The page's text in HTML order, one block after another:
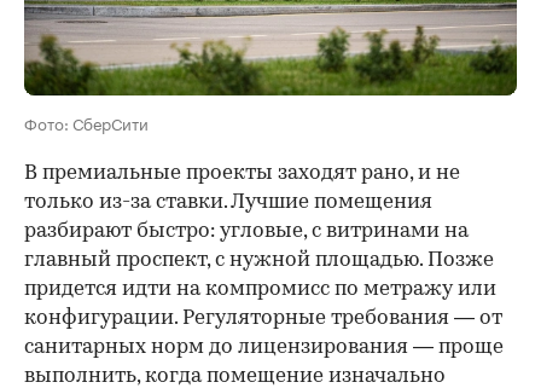
Фото: СберСити
В премиальные проекты заходят рано, и не
только из-за ставки. Лучшие помещения
разбирают быстро: угловые, с витринами на
главный проспект, с нужной площадью. Позже
придется идти на компромисс по метражу или
конфигурации. Регуляторные требования — от
санитарных норм до лицензирования — проще
выполнить, когда помещение изначально